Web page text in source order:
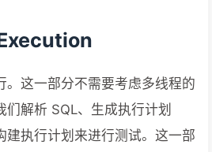
。这一部分不需要考虑多线程的
解析 SQL、生成执行计划
建执行计划来进行测试。这一部